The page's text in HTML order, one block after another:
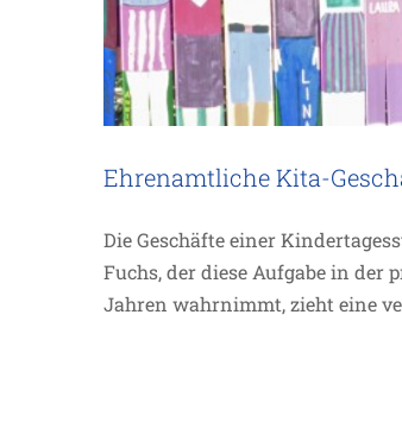
Ehrenamtliche Kita-
Die Geschäfte einer
Fuchs, der diese Aufgabe in
Jahren wahrnimmt, zieht eine